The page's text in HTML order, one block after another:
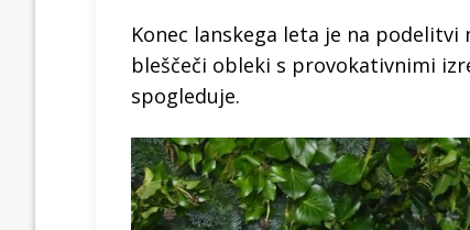
Konec lanskega leta je na
bleščeči obleki s provokativnimi
spogleduje.